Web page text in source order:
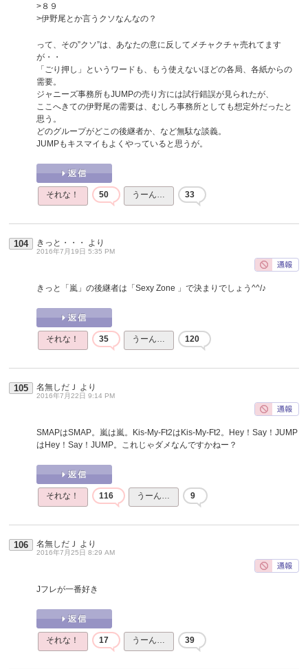
>８９
>伊野尾とか言うクソなんなの？
って、その”クソ”は、あなたの意に反してメチャクチャ売れてます
が・・
「ごり押し」というワードも、もう使えないほどの各局、各紙からの
需要。
ジャニーズ事務所もJUMPの売り方には試行錯誤が見られたが、
ここへきての伊野尾の需要は、むしろ事務所としても想定外だったと
思う。
どのグループがどこの後継者か、など無駄な談義。
JUMPもキスマイもよくやっていると思うが。
それな！ 50 うーん… 33
104 きっと・・・ より
2016年7月19日 5:35 PM
きっと「嵐」の後継者は「Sexy Zone 」で決まりでしょう^^/♪
それな！ 35 うーん… 120
105 名無しだＪ より
2016年7月22日 9:14 PM
SMAPはSMAP。嵐は嵐。Kis-My-Ft2はKis-My-Ft2。Hey！Say！JUMP
はHey！Say！JUMP。これじゃダメなんですかねー？
それな！ 116 うーん… 9
106 名無しだＪ より
2016年7月25日 8:29 AM
Jフレが一番好き
それな！ 17 うーん… 39